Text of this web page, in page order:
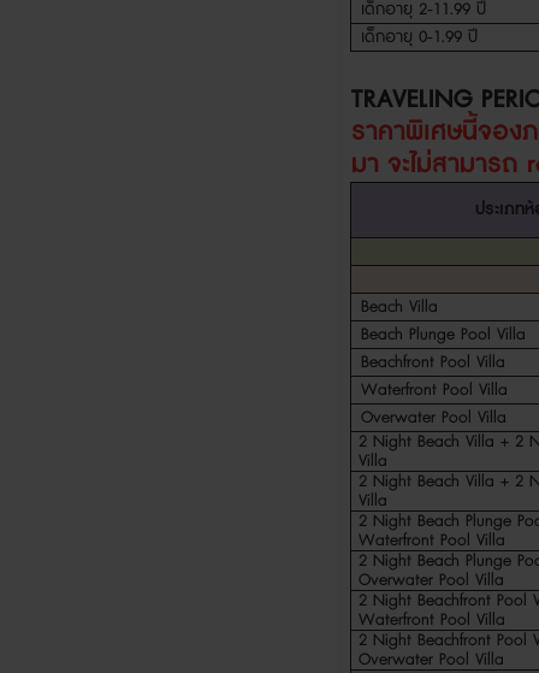
เด็กอายุ 2-11.99 ปี
เด็กอายุ 0-1.99 ปี
TRAVELING
ราคาพิเศษนี้จอง
มา จะไม่สามารถ
ประเภท
Beach Villa
Beach Plunge Pool Villa
Beachfront Pool Villa
Waterfront Pool Villa
Overwater Pool Villa
2 Night Beach Villa + 2
Villa
2 Night Beach Villa + 2
Villa
2 Night Beach Plunge
Waterfront Pool Villa
2 Night Beach Plunge
Overwater Pool Villa
2 Night Beachfront Pool
Waterfront Pool Villa
2 Night Beachfront Pool
Overwater Pool Villa